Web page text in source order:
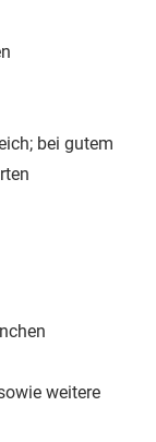
bei gutem
weitere